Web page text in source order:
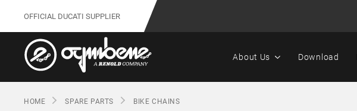
OFFICIAL DUCATI SUPPLIER
About Us Download
HOME SPARE PARTS BIKE CHAINS